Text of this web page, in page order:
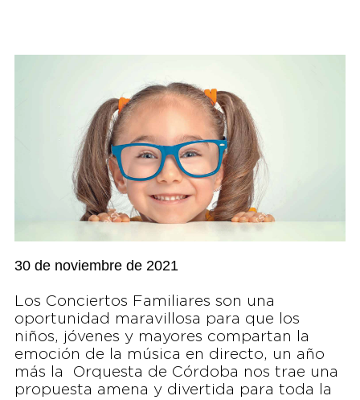
30 de noviembre de 2021
Los Conciertos Familiares son una
oportunidad maravillosa para que los
niños, jóvenes y mayores compartan la
emoción de la música en directo, un año
más la Orquesta de Córdoba nos trae una
propuesta amena y divertida para toda la